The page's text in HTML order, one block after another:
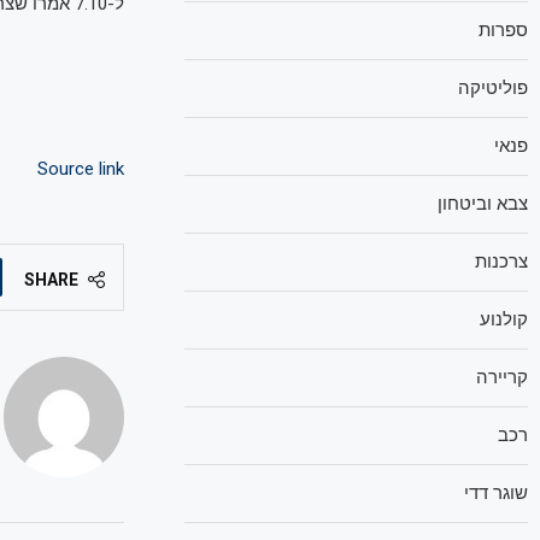
Source link
SHARE
ספרות
פוליטיקה
פנאי
צבא וביטחון
צרכנות
קולנוע
קריירה
רכב
שוגר דדי